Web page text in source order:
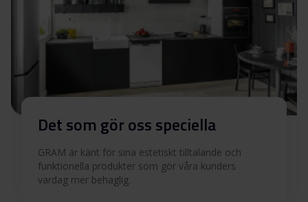
Det som gör oss speciella
GRAM är känt för sina estetiskt tilltalande och
funktionella produkter som gör våra kunders
vardag mer behaglig.